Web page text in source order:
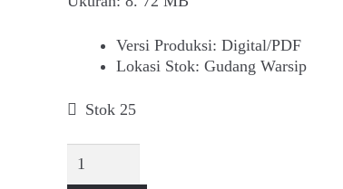
Versi Produksi: Digital/PDF
Lokasi Stok: Gudang Warsip
Stok 25
Sorotan